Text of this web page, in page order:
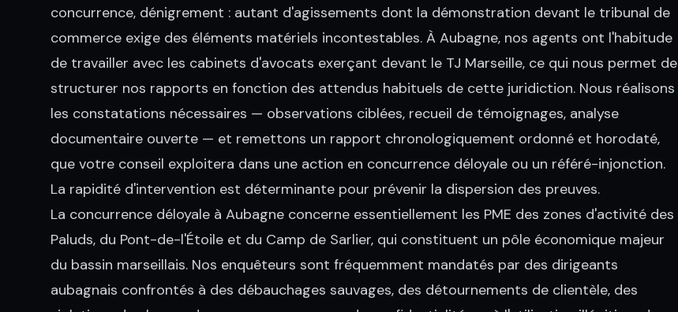
concurrence, dénigrement : autant d'agissements dont la démonstration devant le tribunal de
commerce exige des éléments matériels incontestables. À Aubagne, nos agents ont l'habitude
de travailler avec les cabinets d'avocats exerçant devant le TJ Marseille, ce qui nous permet de
structurer nos rapports en fonction des attendus habituels de cette juridiction. Nous réalisons
les constatations nécessaires — observations ciblées, recueil de témoignages, analyse
documentaire ouverte — et remettons un rapport chronologiquement ordonné et horodaté,
que votre conseil exploitera dans une action en concurrence déloyale ou un référé-injonction.
La rapidité d'intervention est déterminante pour prévenir la dispersion des preuves.
La concurrence déloyale à Aubagne concerne essentiellement les PME des zones d'activité des
Paluds, du Pont-de-l'Étoile et du Camp de Sarlier, qui constituent un pôle économique majeur
du bassin marseillais. Nos enquêteurs sont fréquemment mandatés par des dirigeants
aubagnais confrontés à des débauchages sauvages, des détournements de clientèle, des